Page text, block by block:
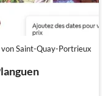
Saint-Quay-Portrieux